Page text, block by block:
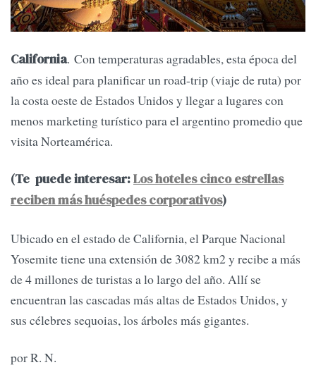
California. Con temperaturas agradables, esta época del
año es ideal para planificar un road-trip (viaje de ruta) por
la costa oeste de Estados Unidos y llegar a lugares con
menos marketing turístico para el argentino promedio que
visita Norteamérica.
(Te puede interesar:Los hoteles cinco estrellas
reciben más huéspedes corporativos)
Ubicado en el estado de California, el Parque Nacional
Yosemite tiene una extensión de 3082 km2 y recibe a más
de 4 millones de turistas a lo largo del año. Allí se
encuentran las cascadas más altas de Estados Unidos, y
sus célebres sequoias, los árboles más gigantes.
por R. N.